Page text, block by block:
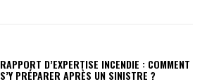
RAPPORT D’EXPERTISE INCENDIE : COMMENT
S’Y PRÉPARER APRÈS UN SINISTRE ?